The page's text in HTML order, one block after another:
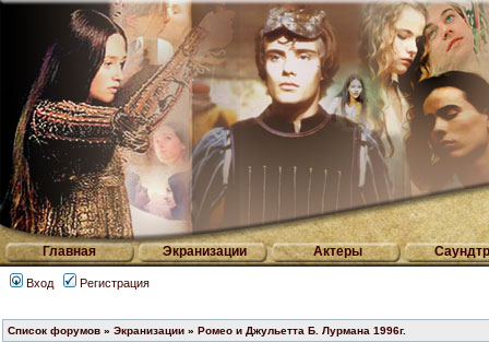
Главная Экранизации Актеры
Вход Регистрация
Список форумов » Экранизации » Ромео и Джульетта Б. Лурмана 1996г.